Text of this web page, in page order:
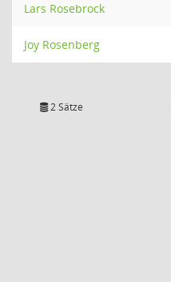
Lars Rosebrock
Joy Rosenberg
2 Sätze